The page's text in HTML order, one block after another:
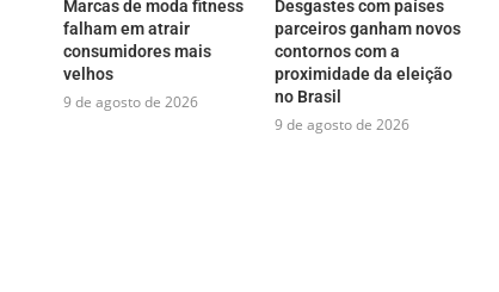
Marcas de moda fitness
falham em atrair
consumidores mais
velhos
9 de agosto de 2026
Desgastes com países
parceiros ganham novos
contornos com a
proximidade da eleição
no Brasil
9 de agosto de 2026